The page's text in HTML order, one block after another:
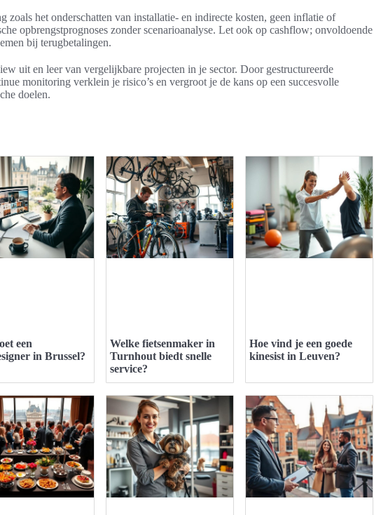
zoals het onderschatten van installatie- en indirecte kosten, geen inflatie of
opbrengstprognoses zonder scenarioanalyse. Let ook op cashflow; onvoldoende
bij terugbetalingen.
uit en leer van vergelijkbare projecten in je sector. Door gestructureerde
monitoring verklein je risico’s en vergroot je de kans op een succesvolle
doelen.
een
in Brussel?
Welke fietsenmaker in
Turnhout biedt snelle
service?
Hoe vind je een goede
kinesist in Leuven?